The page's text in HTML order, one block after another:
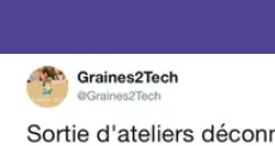
Agrandir